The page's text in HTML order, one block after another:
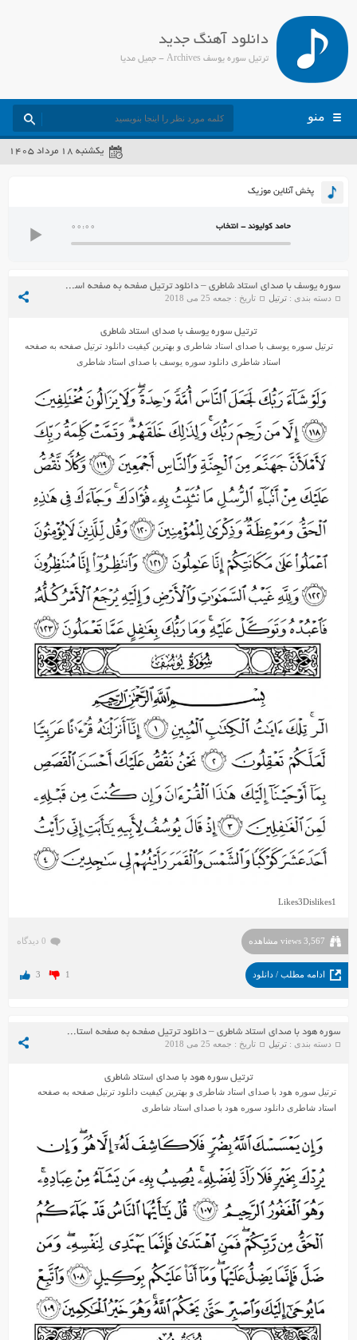
دانلود آهنگ جدید
ترتیل سوره یوسف Archives - جمیل مدیا
منو
یکشنبه ۱۸ مرداد ۱۴۰۵
پخش آنلاین موزیک
00:00 حامد کولیوند - انتخاب
سوره یوسف با صدای استاد شاطری – دانلود ترتیل صفحه به صفحه استاد شاطری
دسته بندی :ترتیل تاریخ : جمعه 25 می 2018
ترتیل سوره یوسف با صدای استاد شاطری
ترتیل سوره یوسف با صدای استاد شاطری و بهترین کیفیت دانلود ترتیل صفحه به صفحه
استاد شاطری دانلود سوره یوسف با صدای استاد شاطری
Likes3Dislikes1
3,567 views مشاهده 0 دیدگاه
ادامه مطلب / دانلود 3 1
سوره هود با صدای استاد شاطری – دانلود ترتیل صفحه به صفحه استاد شاطری
دسته بندی :ترتیل تاریخ : جمعه 25 می 2018
ترتیل سوره هود با صدای استاد شاطری
ترتیل سوره هود با صدای استاد شاطری و بهترین کیفیت دانلود ترتیل صفحه به صفحه
استاد شاطری دانلود سوره هود با صدای استاد شاطری